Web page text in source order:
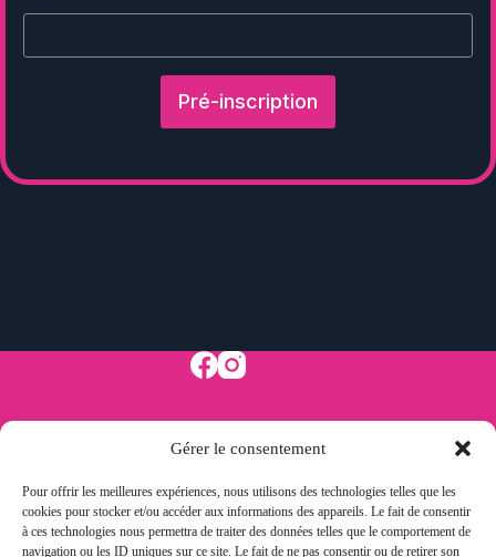
Gérer le consentement
Pour offrir les meilleures expériences, nous utilisons des technologies telles que les
cookies pour stocker et/ou accéder aux informations des appareils. Le fait de consentir
à ces technologies nous permettra de traiter des données telles que le comportement de
navigation ou les ID uniques sur ce site. Le fait de ne pas consentir ou de retirer son
Pré-inscription